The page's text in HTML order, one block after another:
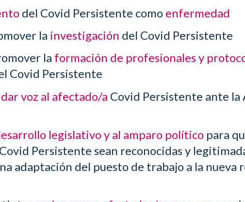
del Covid Persistente como enfermedad
la investigación del Covid Persistente
la formación de profesionales y
Covid Persistente
voz al afectado/a Covid Persistente ante la
legislativo y al amparo políticopara
Persistente sean reconocidas y
adaptación del puesto de trabajo a la